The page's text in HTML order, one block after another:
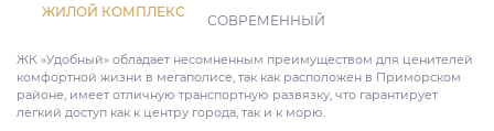
ЖИЛОЙ КОМПЛЕКС
СОВРЕМЕННЫЙ
ЖК «Удобный» обладает несомненным преимуществом для ценителей
комфортной жизни в мегаполисе, так как расположен в Приморском
районе, имеет отличную транспортную развязку, что гарантирует
легкий доступ как к центру города, так и к морю.